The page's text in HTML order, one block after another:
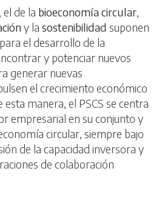
de la bioeconomía circular,
y la sostenibilidad suponen
el desarrollo de la
y potenciar nuevos
generar nuevas
el crecimiento económico
manera, el PSCS se centra
empresarial en su conjunto y
circular, siempre bajo
de la capacidad inversora y
de colaboración